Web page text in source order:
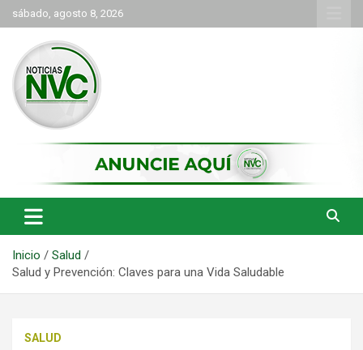
Saltar
al
contenido
sábado, agosto 8, 2026
NVC Noticias
Inicio
Salud
Salud y Prevención: Claves para una Vida Saludable
SALUD